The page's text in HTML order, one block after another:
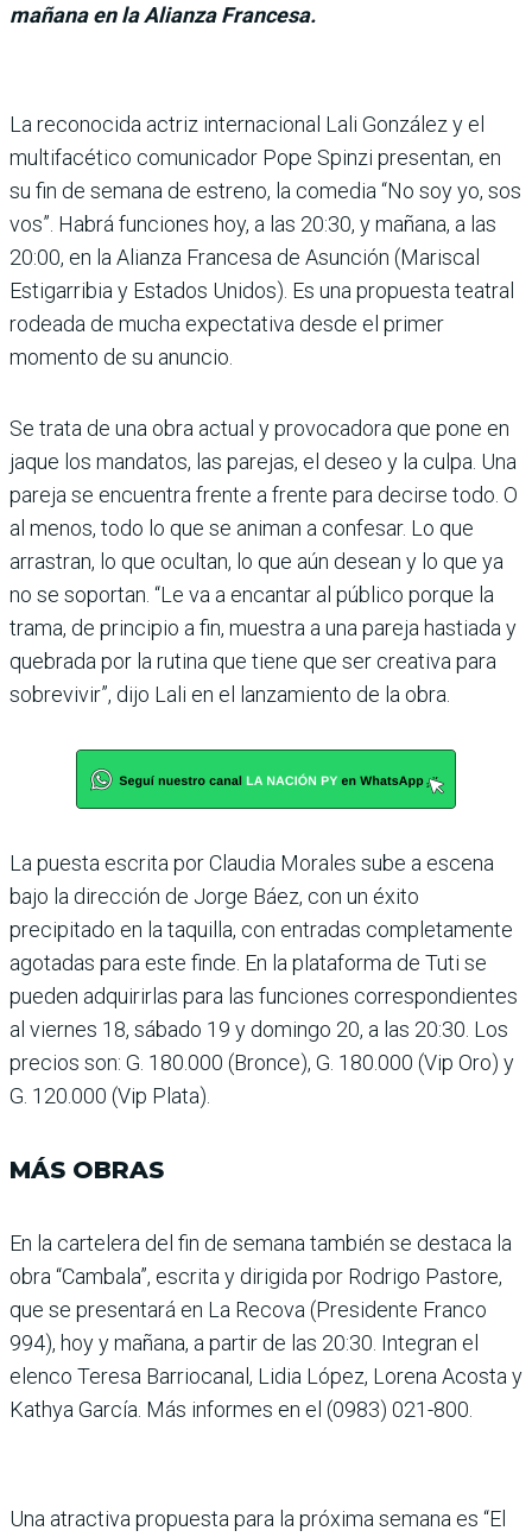
mañana en la Alianza Francesa.
La reconocida actriz internacional Lali González y el
multifacético comunicador Pope Spinzi presentan, en
su fin de semana de estreno, la come­dia “No soy yo, sos
vos”. Habrá funciones hoy, a las 20:30, y mañana, a las
20:00, en la Alianza Francesa de Asun­ción (Mariscal
Estigarribia y Estados Unidos). Es una propuesta teatral
rodeada de mucha expectativa desde el primer
momento de su anuncio.
Se trata de una obra actual y provocadora que pone en
jaque los mandatos, las parejas, el deseo y la culpa. Una
pareja se encuentra frente a frente para decirse todo. O
al menos, todo lo que se animan a con­fesar. Lo que
arrastran, lo que ocultan, lo que aún desean y lo que ya
no se soportan. “Le va a encantar al público por­que la
trama, de principio a fin, muestra a una pareja hastiada y
quebrada por la rutina que tiene que ser creativa para
sobrevivir”, dijo Lali en el lan­zamiento de la obra.
La puesta escrita por Claudia Morales sube a escena
bajo la dirección de Jorge Báez, con un éxito
precipitado en la taquilla, con entradas completamente
agotadas para este finde. En la plataforma de Tuti se
pueden adquirirlas para las funciones correspondientes
al viernes 18, sábado 19 y domingo 20, a las 20:30. Los
precios son: G. 180.000 (Bronce), G. 180.000 (Vip Oro) y
G. 120.000 (Vip Plata).
MÁS OBRAS
En la cartelera del fin de semana también se destaca la
obra “Cambala”, escrita y dirigida por Rodrigo Pastore,
que se presen­tará en La Recova (Presidente Franco
994), hoy y mañana, a partir de las 20:30. Integran el
elenco Teresa Barriocanal, Lidia López, Lorena Acosta y
Kathya García. Más informes en el (0983) 021-800.
Una atractiva propuesta para la próxima semana es “El